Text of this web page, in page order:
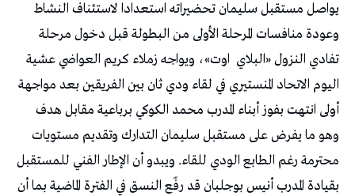
يواصل مستقبل سليمان تحضيراته استعدادا لاستئناف النشاط
وعودة منافسات المرحلة الأولى من البطولة قبل دخول مرحلة
تفادي النزول «البلاي اوت»، ويواجه زملاء كريم العواضي عشية
اليوم الاتحاد المنستيري في لقاء ودي ثان بين الفريقين بعد مواجهة
أولى انتهت بفوز أبناء المدرب محمد الكوكي برباعية مقابل هدف
وهو ما يفرض على مستقبل سليمان التدارك وتقديم مستويات
محترمة رغم الطابع الودي للقاء. ويبدو أن الإطار الفني للمستقبل
بقيادة المدرب أنيس بوجلبان قد رفّع النسق في الفترة الماضية بما أن